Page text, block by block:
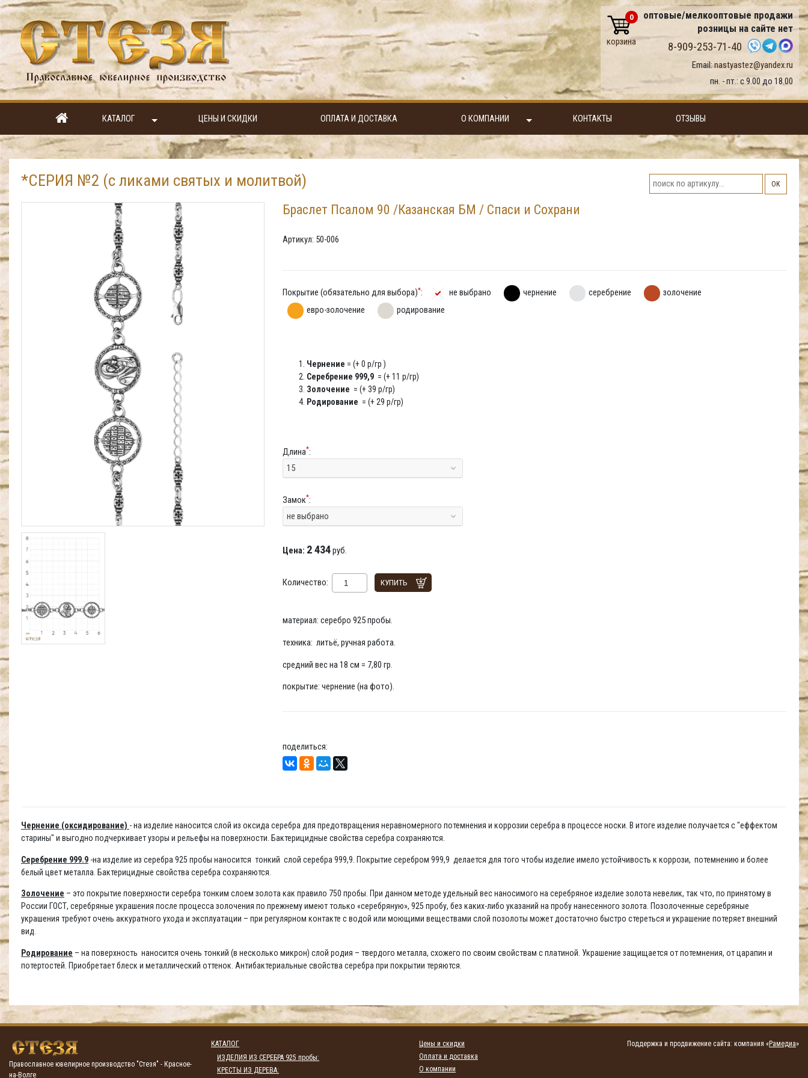
оптовые/мелкооптовые продажи
розницы на сайте нет
8-909-253-71-40
Email:nastyastez@yandex.ru
пн. - пт.: с 9.00 до 18.00
0
корзина
КАТАЛОГ ЦЕНЫ И СКИДКИ ОПЛАТА И ДОСТАВКА О КОМПАНИИ КОНТАКТЫ ОТЗЫВЫ
*СЕРИЯ №2 (с ликами святых и молитвой) ОК
Браслет Псалом 90 /Казанская БМ / Спаси и Сохрани
Артикул: 50-006
Покрытие (обязательно для выбора)*: не выбрано чернение серебрение
золочение
евро-золочение
родирование
Чернение = (+ 0 р/гр )
Серебрение 999,9 = (+ 11 р/гр)
Золочение = (+ 39 р/гр)
Родирование = (+ 29 р/гр)
Длина*:
15
Замок*:
не выбрано
Цена: 2 434руб.
Количество: КУПИТЬ
материал: серебро 925 пробы.
техника: литьё, ручная работа.
средний вес на 18 см = 7,80 гр.
покрытие: чернение (на фото).
поделиться:
Чернение (оксидирование) - на изделие наносится слой из оксида серебра для предотвращения неравномерного потемнения и коррозии серебра в процессе носки. В итоге изделие получается с "еффектом
старины" и выгодно подчеркивает узоры и рельефы на поверхности. Бактерицидные свойства серебра сохраняются.
Серебрение 999.9 -на изделие из серебра 925 пробы наносится тонкий слой серебра 999,9. Покрытие серебром 999,9 делается для того чтобы изделие имело устойчивость к коррози, потемнению и более
белый цвет металла. Бактерицидные свойства серебра сохраняются.
Золочение – это покрытие поверхности серебра тонким слоем золота как правило 750 пробы. При данном методе удельный вес наносимого на серебряное изделие золота невелик, так что, по принятому в
России ГОСТ, серебряные украшения после процесса золочения по прежнему имеют только «серебряную», 925 пробу, без каких-либо указаний на пробу нанесенного золота. Позолоченные серебряные
украшения требуют очень аккуратного ухода и эксплуатации – при регулярном контакте с водой или моющими веществами слой позолоты может достаточно быстро стереться и украшение потеряет внешний
вид.
Родирование – на поверхность наносится очень тонкий (в несколько микрон) слой родия – твердого металла, схожего по своим свойствам с платиной. Украшение защищается от потемнения, от царапин и
потертостей. Приобретает блеск и металлический оттенок. Антибактериальные свойства серебра при покрытии теряются.
Православное ювелирное производство "Стезя" - Красное-
на-Волге
КАТАЛОГ
ИЗДЕЛИЯ ИЗ СЕРЕБРА 925 пробы:
КРЕСТЫ ИЗ ДЕРЕВА:
Цены и скидки
Оплата и доставка
О компании
Поддержка и продвижение сайта: компания «Рамедиа»